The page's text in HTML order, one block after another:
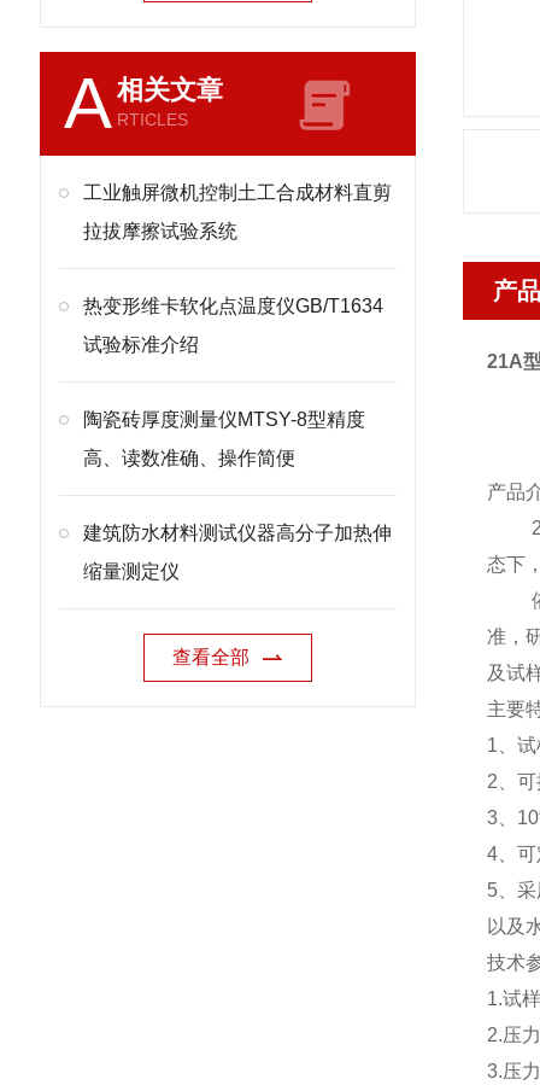
A相关文章
RTICLES
工业触屏微机控制土工合成材料直剪
拉拔摩擦试验系统
热变形维卡软化点温度仪GB/T1634
试验标准介绍
陶瓷砖厚度测量仪MTSY-8型精度
高、读数准确、操作简便
建筑防水材料测试仪器高分子加热伸
缩量测定仪
查看全部
产
21A
产品
态下
准，
及试
主要
1 、
2 、
3
10
4 、
5 、
以及
技术
1.试
2.压
3.压